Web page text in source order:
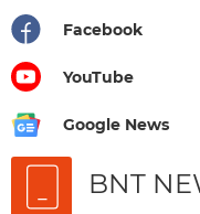
Facebook
YouTube
Google News
BNT